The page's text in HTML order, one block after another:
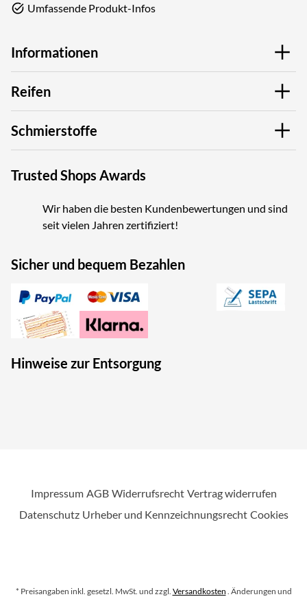
Umfassende Produkt-Infos
Informationen
Reifen
Schmierstoffe
Trusted Shops Awards
Wir haben die besten Kundenbewertungen und sind
seit vielen Jahren zertifiziert!
Sicher und bequem Bezahlen
Hinweise zur Entsorgung
Impressum AGB Widerrufsrecht Vertrag widerrufen
Datenschutz Urheber und Kennzeichnungsrecht Cookies
* Preisangaben inkl. gesetzl. MwSt. und zzgl. Versandkosten . Änderungen und